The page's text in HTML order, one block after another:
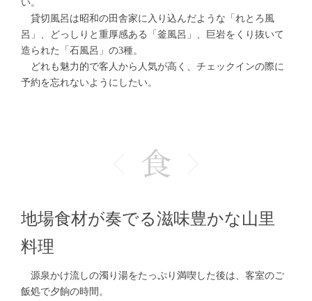
い。
貸切風呂は昭和の田舎家に入り込んだような「れとろ風
呂」、どっしりと重厚感ある「釜風呂」、巨岩をくり抜いて
造られた「石風呂」の3種。
どれも魅力的で客人から人気が高く、チェックインの際に
予約を忘れないようにしたい。
地場食材が奏でる滋味豊かな山里
料理
源泉かけ流しの濁り湯をたっぷり満喫した後は、客室のご
飯処で夕餉の時間。